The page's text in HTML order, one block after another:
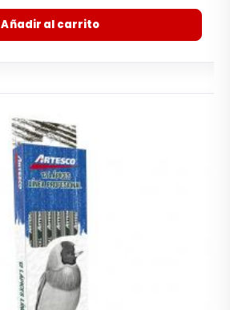
Añadir al carrito